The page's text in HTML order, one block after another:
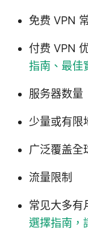
免费 VPN
付费 VPN
指南、最佳
服务器数量
少量或有限
广泛覆盖全
流量限制
常见大多有
選擇指南，